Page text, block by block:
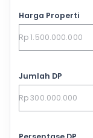
Harga Properti
Jumlah DP